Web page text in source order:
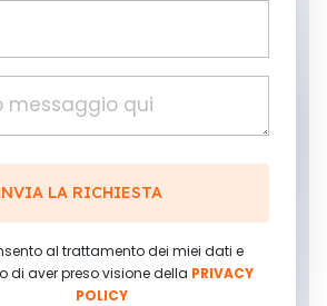
al trattamento dei miei dati e
di aver preso visione della PRIVACY
POLICY